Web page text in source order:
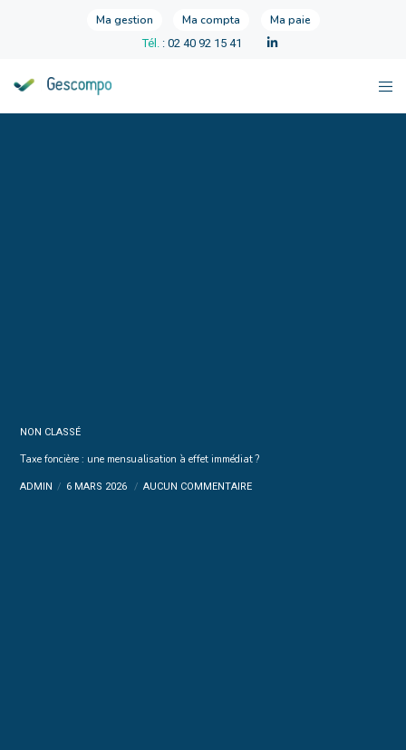
Ma gestion Ma compta Ma paie
Tél. : 02 40 92 15 41
NON CLASSÉ
Taxe foncière : une mensualisation à effet immédiat ?
ADMIN 6 MARS 2026 AUCUN COMMENTAIRE